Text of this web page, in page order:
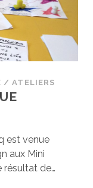
/ATELIERS
est venue
aux Mini
résultat de…